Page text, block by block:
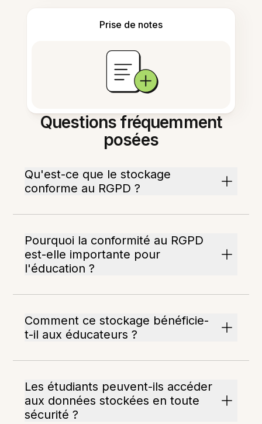
Prise de notes
Questions fréquemment
posées
Qu'est-ce que le stockage
conforme au RGPD ?
Pourquoi la conformité au RGPD
est-elle importante pour
l'éducation ?
Comment ce stockage bénéficie-
t-il aux éducateurs ?
Les étudiants peuvent-ils accéder
aux données stockées en toute
sécurité ?